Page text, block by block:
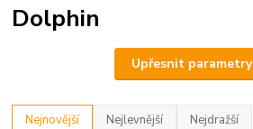
Dolphin
Upřesnit parametry
Nejnovější Nejlevnější Nejdražší